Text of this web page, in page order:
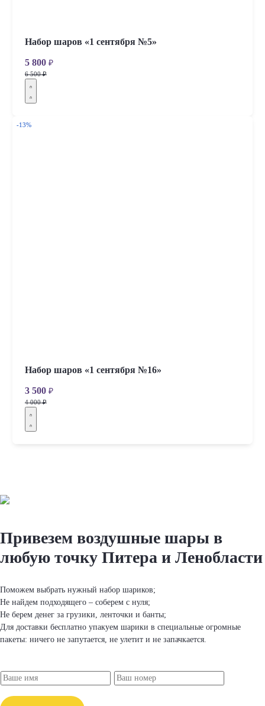
Набор шаров «1 сентября №5»
5 800 ₽
6 500 ₽
-13%
Набор шаров «1 сентября №16»
3 500 ₽
4 000 ₽
Привезем вoздушные шapы в
любую точку Питера и Ленобласти
Поможем выбрать нужный набор шapиков;
Не найдем подходящего – соберем с нуля;
Не берем денег за грузики, ленточки и банты;
Для доставки бесплатно упакуем шapики в специальные огромные
пакеты: ничего не запутается, не улетит и не запачкается.